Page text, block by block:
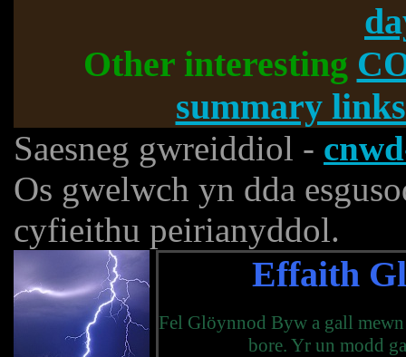
Other interesting
summary
Saesneg gwreiddiol -
Os gwelwch yn dda
cyfieithu peirianyddol.
Effaith
Fel Glöynnod Byw a gall
bore. Yr un modd